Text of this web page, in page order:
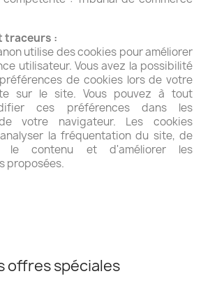
traceurs :
utilise des cookies pour améliorer
utilisateur. Vous avez la possibilité
de cookies lors de votre
sur le site. Vous pouvez à tout
ces préférences dans les
votre navigateur. Les cookies
la fréquentation du site, de
le contenu et d'améliorer les
proposées.
offres spéciales